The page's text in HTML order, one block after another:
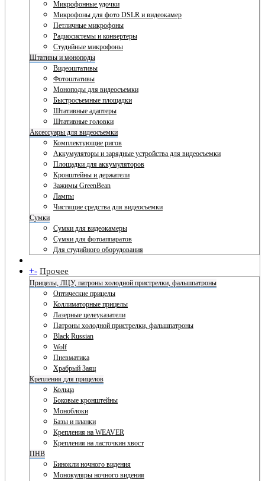
Микрофонные удочки
Микрофоны для фото DSLR и видеокамер
Петличные микрофоны
Радиосистемы и конвертеры
Студийные микрофоны
Штативы и моноподы
Видеоштативы
Фотоштативы
Моноподы для видеосъемки
Быстросъемные площадки
Штативные адаптеры
Штативные головки
Аксессуары для видеосъемки
Комплектующие ригов
Аккумуляторы и зарядные устройства для видеосъемки
Площадки для аккумуляторов
Кронштейны и держатели
Зажимы GreenBean
Лампы
Чистящие средства для видеосъемки
Сумки
Сумки для видеокамеры
Сумки для фотоаппаратов
Для студийного оборудования
+- Прочее
Прицелы, ЛЦУ, патроны холодной пристрелки, фальшпатроны
Оптические прицелы
Коллиматорные прицелы
Лазерные целеуказатели
Патроны холодной пристрелки, фальшпатроны
Black Russian
Wolf
Пневматика
Храбрый Заяц
Крепления для прицелов
Кольца
Боковые кронштейны
Моноблоки
Базы и планки
Крепления на WEAVER
Крепления на ласточкин хвост
ПНВ
Бинокли ночного видения
Монокуляры ночного видения